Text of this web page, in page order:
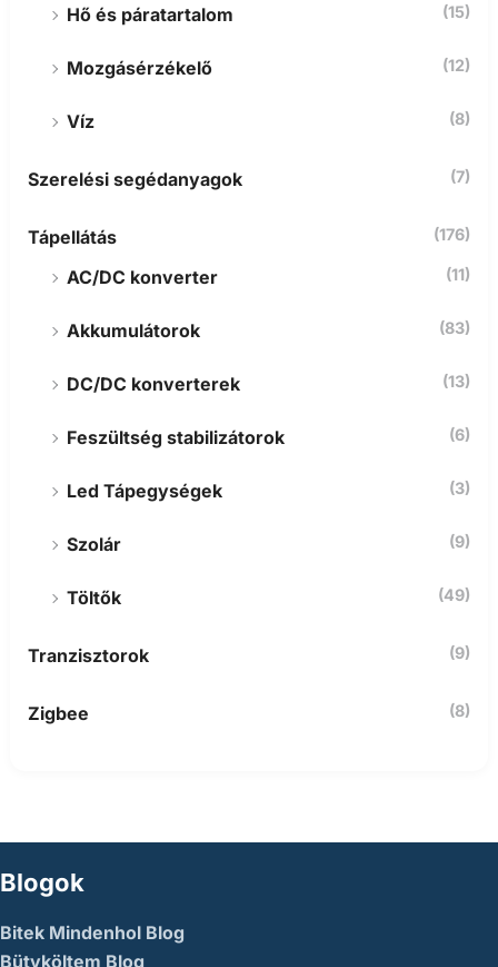
Hő és páratartalom (15)
Mozgásérzékelő (12)
Víz (8)
Szerelési segédanyagok (7)
Tápellátás (176)
AC/DC konverter (11)
Akkumulátorok (83)
DC/DC konverterek (13)
Feszültség stabilizátorok (6)
Led Tápegységek (3)
Szolár (9)
Töltők (49)
Tranzisztorok (9)
Zigbee (8)
Blogok
Bitek Mindenhol Blog
Bütyköltem Blog